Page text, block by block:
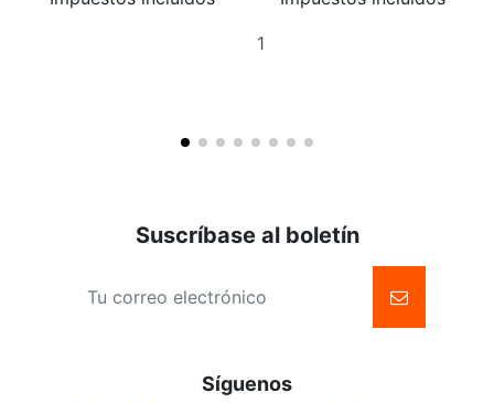
Suscríbase al boletín
Síguenos